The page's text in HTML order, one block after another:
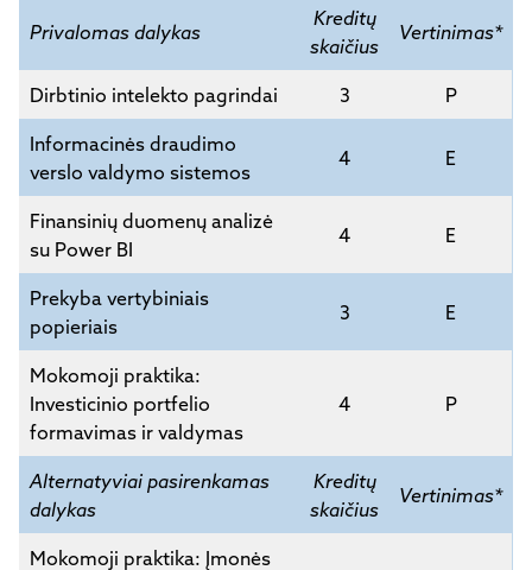
Privalomas dalykas
Kreditų
skaičius
Vertinimas*
Dirbtinio intelekto pagrindai 3 P
Informacinės draudimo
verslo valdymo sistemos
4 E
Finansinių duomenų analizė
su Power BI
4 E
Prekyba vertybiniais
popieriais
3 E
Mokomoji praktika:
Investicinio portfelio
formavimas ir valdymas
4 P
Alternatyviai pasirenkamas
dalykas
Kreditų
skaičius
Vertinimas*
Mokomoji praktika: Įmonės